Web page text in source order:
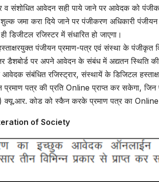
व संशोधित आवेदन सही पाये जाने पर आवेदक को
जमा करा दिये जाने पर पंजीकरण अधिकारी
डिजीटल रजिस्टर में संधारित हो जाएगा।
पंजीयन प्रमाण-पत्र एवं संस्था के पंजीकृत
पर अपने आवेदन के संबंध में अद्यतन स्थिति की
संबंधित रजिस्ट्रार, संस्थायें के डिजिटल
प्रमाण पत्र की प्रति Online प्राप्त कर सकेगा,
क्यू.आर. कोड को स्कैन करके प्रमाण पत्र का
of Society